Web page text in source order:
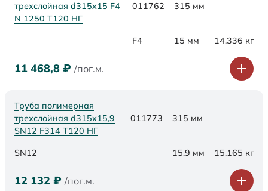
трехслойная d315x15 F4
N 1250 Т120 НГ
011762 315 мм
F4 15 мм 14,336 кг
11 468,8 ₽ /пог.м.
Труба полимерная
трехслойная d315х15,9
SN12 F314 Т120 НГ
011773 315 мм
SN12 15,9 мм 15,165 кг
12 132 ₽ /пог.м.